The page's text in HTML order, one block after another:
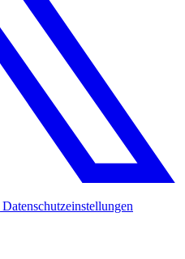
Datenschutzeinstellungen